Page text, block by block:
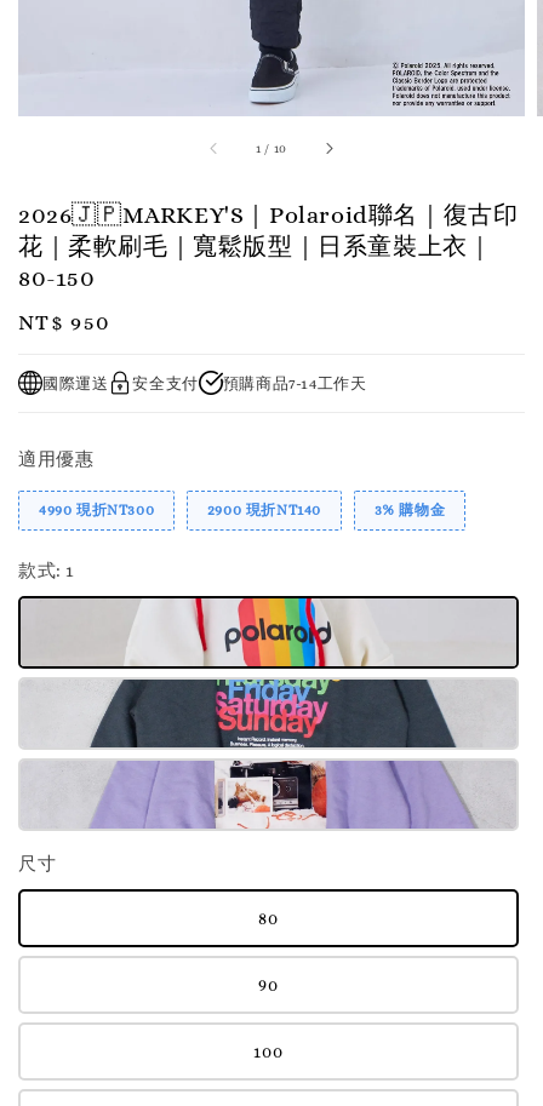
1 / 10
2026🇯🇵MARKEY'S｜Polaroid聯名｜復古印
花｜柔軟刷毛｜寬鬆版型｜日系童裝上衣｜
80-150
Regular
NT$ 950
國際運送 安全支付 預購商品7-14工作天
適用優惠
4990 現折NT300 2900 現折NT140 3% 購物金
款式: 1
尺寸
80
90
100